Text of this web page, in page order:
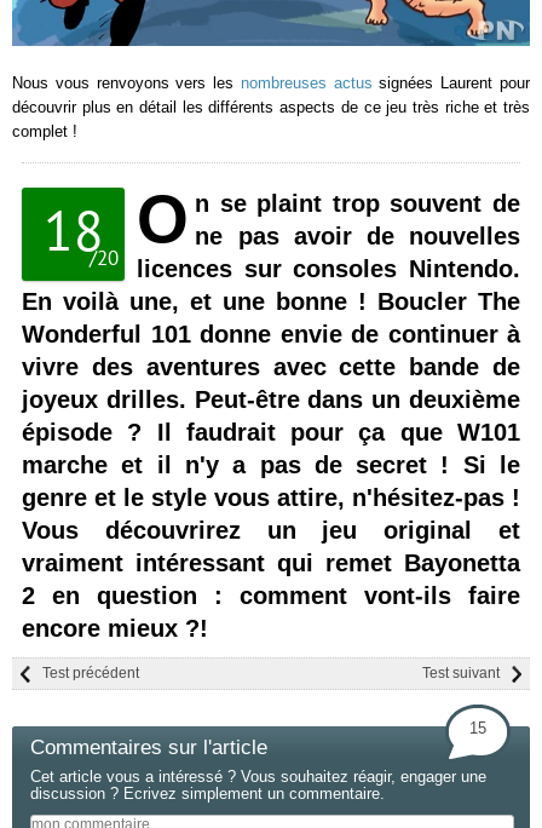
Nous vous renvoyons vers les nombreuses actus signées Laurent pour
découvrir plus en détail les différents aspects de ce jeu très riche et très
complet !
18
/20
O n se plaint trop souvent de
ne pas avoir de nouvelles
licences sur consoles Nintendo.
En voilà une, et une bonne ! Boucler The
Wonderful 101 donne envie de continuer à
vivre des aventures avec cette bande de
joyeux drilles. Peut-être dans un deuxième
épisode ? Il faudrait pour ça que W101
marche et il n'y a pas de secret ! Si le
genre et le style vous attire, n'hésitez-pas !
Vous découvrirez un jeu original et
vraiment intéressant qui remet Bayonetta
2 en question : comment vont-ils faire
encore mieux ?!
Test suivant
Test précédent
Commentaires sur l'article
15
Cet article vous a intéressé ? Vous souhaitez réagir, engager une
discussion ? Ecrivez simplement un commentaire.